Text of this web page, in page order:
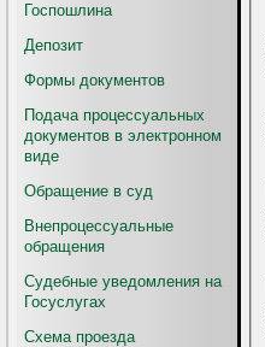
Госпошлина
Депозит
Формы документов
Подача процессуальных
документов в электронном
виде
Обращение в суд
Внепроцессуальные
обращения
Судебные уведомления на
Госуслугах
Схема проезда